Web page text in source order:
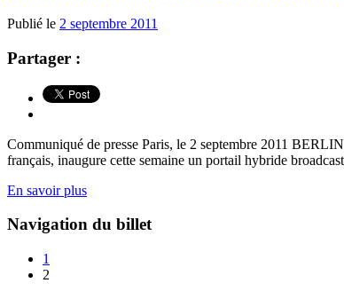
Publié le 2 septembre 2011
Partager :
Communiqué de presse Paris, le 2 septembre 2011
français, inaugure cette semaine un portail hybride
En savoir plus
Navigation du billet
1
2